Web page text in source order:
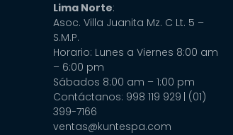
Lima Norte:
Asoc. Villa Juanita Mz. C Lt. 5 –
S.M.P.
Horario: Lunes a Viernes 8:00 am
– 6:00 pm
Sábados 8:00 am – 1:00 pm
Contáctanos: 998 119 929 | (01)
399-7166
ventas@kuntespa.com